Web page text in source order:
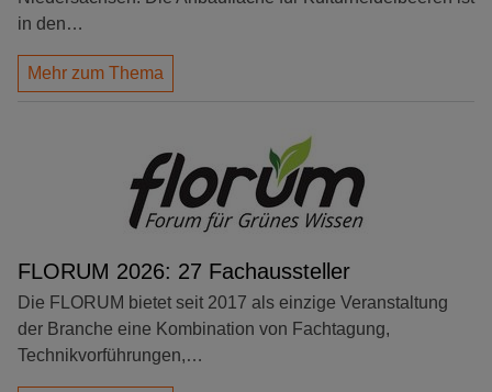
in den…
Mehr zum Thema
FLORUM 2026: 27 Fachaussteller
Die FLORUM bietet seit 2017 als einzige Veranstaltung
der Branche eine Kombination von Fachtagung,
Technikvorführungen,…